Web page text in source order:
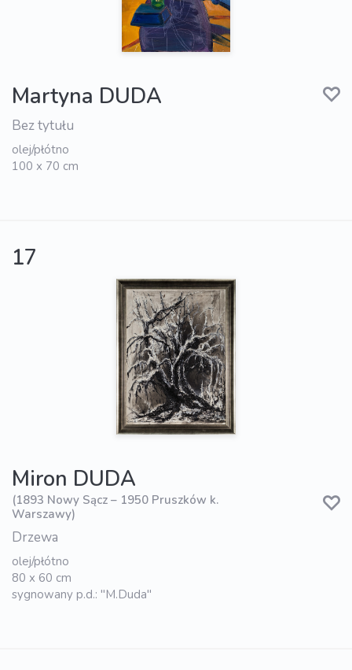
Martyna DUDA
Bez tytułu
olej/płótno
100 x 70 cm
17
Miron DUDA
(1893 Nowy Sącz – 1950 Pruszków k.
Warszawy)
Drzewa
olej/płótno
80 x 60 cm
sygnowany p.d.: "M.Duda"